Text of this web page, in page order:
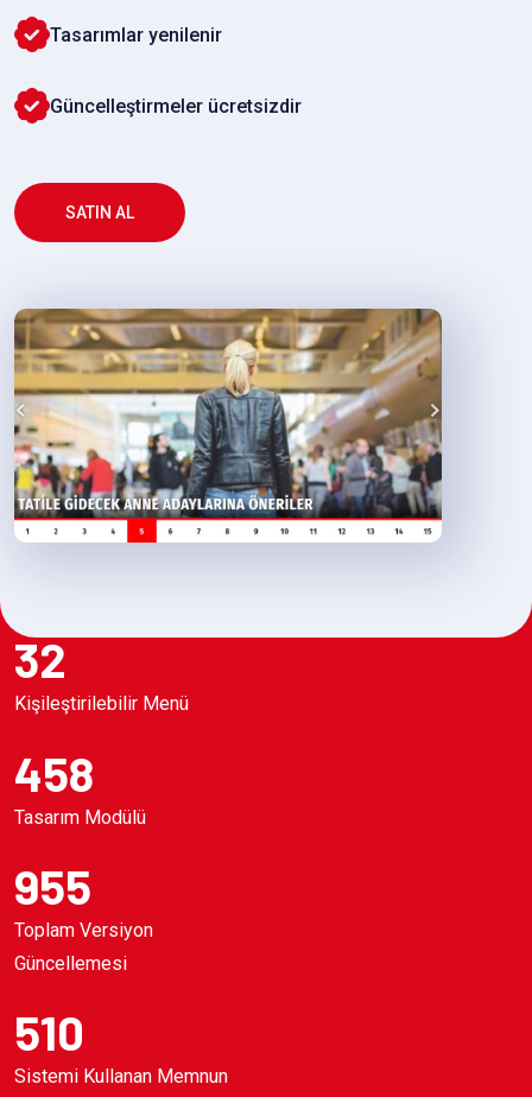
Tasarımlar yenilenir
Güncelleştirmeler ücretsizdir
SATIN AL
32
Kişileştirilebilir Menü
458
Tasarım Modülü
955
Toplam Versiyon
Güncellemesi
510
Sistemi Kullanan Memnun